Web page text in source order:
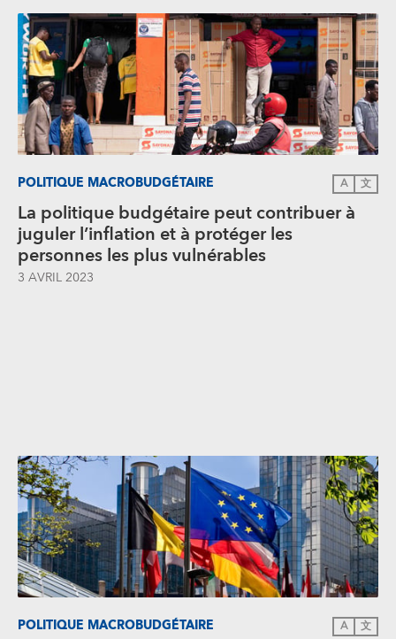
POLITIQUE MACROBUDGÉTAIRE A 文
La politique budgétaire peut contribuer à
juguler l’inflation et à protéger les
personnes les plus vulnérables
3 AVRIL 2023
POLITIQUE MACROBUDGÉTAIRE A 文